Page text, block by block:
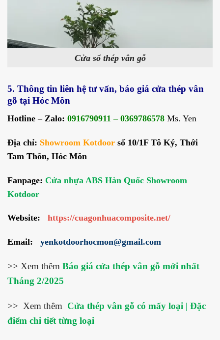
Cửa sổ thép vân gỗ
5. Thông tin liên hệ tư vấn, báo giá cửa thép vân
gỗ tại Hóc Môn
Hotline – Zalo: 0916790911 – 0369786578 Ms. Yen
Địa chỉ: Showroom Kotdoor số 10/1F Tô Ký, Thới
Tam Thôn, Hóc Môn
Fanpage: Cửa nhựa ABS Hàn Quốc Showroom
Kotdoor
Website: https://cuagonhuacomposite.net/
Email: yenkotdoorhocmon@gmail.com
>> Xem thêm Báo giá cửa thép vân gỗ mới nhất
Tháng 2/2025
>> Xem thêm Cửa thép vân gỗ có mấy loại | Đặc
điểm chi tiết từng loại